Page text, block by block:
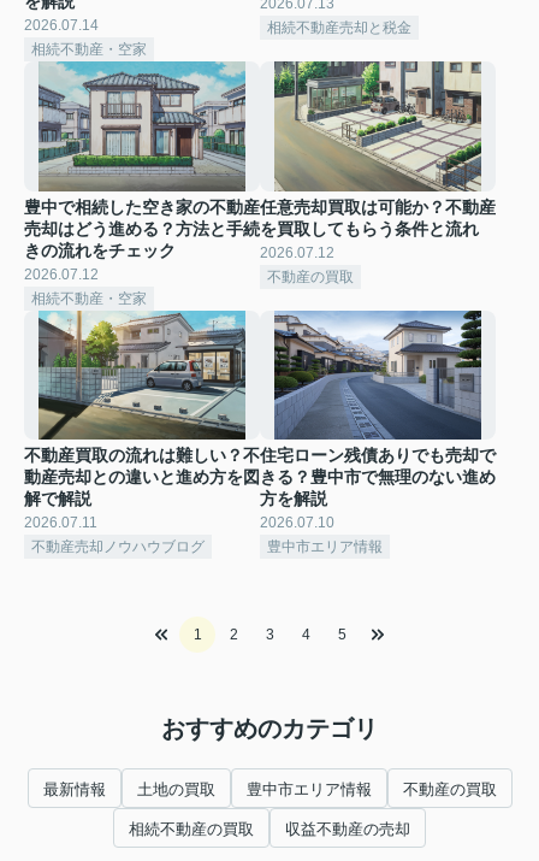
2026.07.14
相続不動産・空家
2026.07.13
相続不動産売却と税金
豊中で相続した空き家の不動産
売却はどう進める？方法と手続
きの流れをチェック
2026.07.12
相続不動産・空家
任意売却買取は可能か？不動産
を買取してもらう条件と流れ
2026.07.12
不動産の買取
不動産買取の流れは難しい？不
動産売却との違いと進め方を図
解で解説
2026.07.11
不動産売却ノウハウブログ
住宅ローン残債ありでも売却で
きる？豊中市で無理のない進め
方を解説
2026.07.10
豊中市エリア情報
1 2 3 4 5
おすすめのカテゴリ
最新情報 土地の買取 豊中市エリア情報 不動産の買取
相続不動産の買取 収益不動産の売却